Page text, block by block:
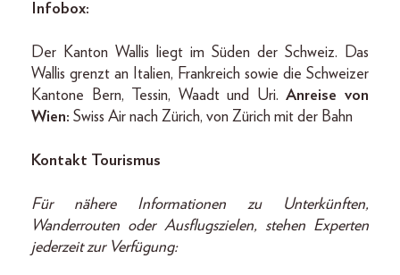
Infobox:
Der Kanton Wallis liegt im Süden der Schweiz. Das
Wallis grenzt an Italien, Frankreich sowie die Schweizer
Kantone Bern, Tessin, Waadt und Uri.Anreise von
Wien: Swiss Air nach Zürich, von Zürich mit der Bahn
Kontakt Tourismus
Für nähere Informationen zu Unterkünften,
Wanderrouten oder Ausflugszielen, stehen Experten
jederzeit zur Verfügung: